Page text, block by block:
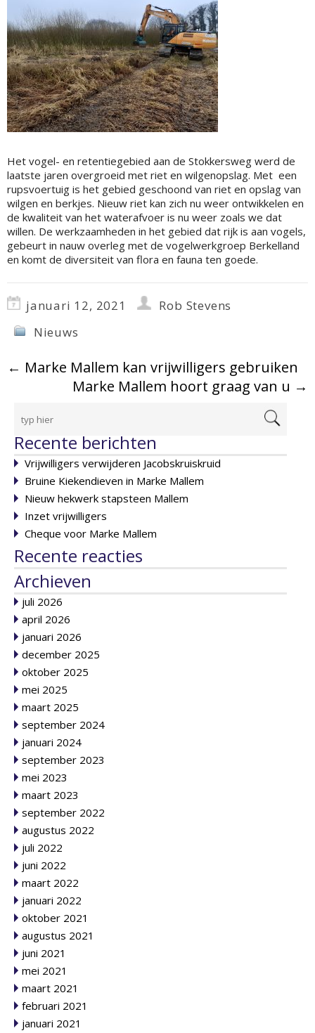
Het vogel- en retentiegebied aan de Stokkersweg werd de
laatste jaren overgroeid met riet en wilgenopslag. Met een
rupsvoertuig is het gebied geschoond van riet en opslag van
wilgen en berkjes. Nieuw riet kan zich nu weer ontwikkelen en
de kwaliteit van het waterafvoer is nu weer zoals we dat
willen. De werkzaamheden in het gebied dat rijk is aan vogels,
gebeurt in nauw overleg met de vogelwerkgroep Berkelland
en komt de diversiteit van flora en fauna ten goede.
januari 12, 2021
Rob Stevens
Nieuws
← Marke Mallem kan vrijwilligers gebruiken
Marke Mallem hoort graag van u →
Recente berichten
Vrijwilligers verwijderen Jacobskruiskruid
Bruine Kiekendieven in Marke Mallem
Nieuw hekwerk stapsteen Mallem
Inzet vrijwilligers
Cheque voor Marke Mallem
Recente reacties
Archieven
juli 2026
april 2026
januari 2026
december 2025
oktober 2025
mei 2025
maart 2025
september 2024
januari 2024
september 2023
mei 2023
maart 2023
september 2022
augustus 2022
juli 2022
juni 2022
maart 2022
januari 2022
oktober 2021
augustus 2021
juni 2021
mei 2021
maart 2021
februari 2021
januari 2021